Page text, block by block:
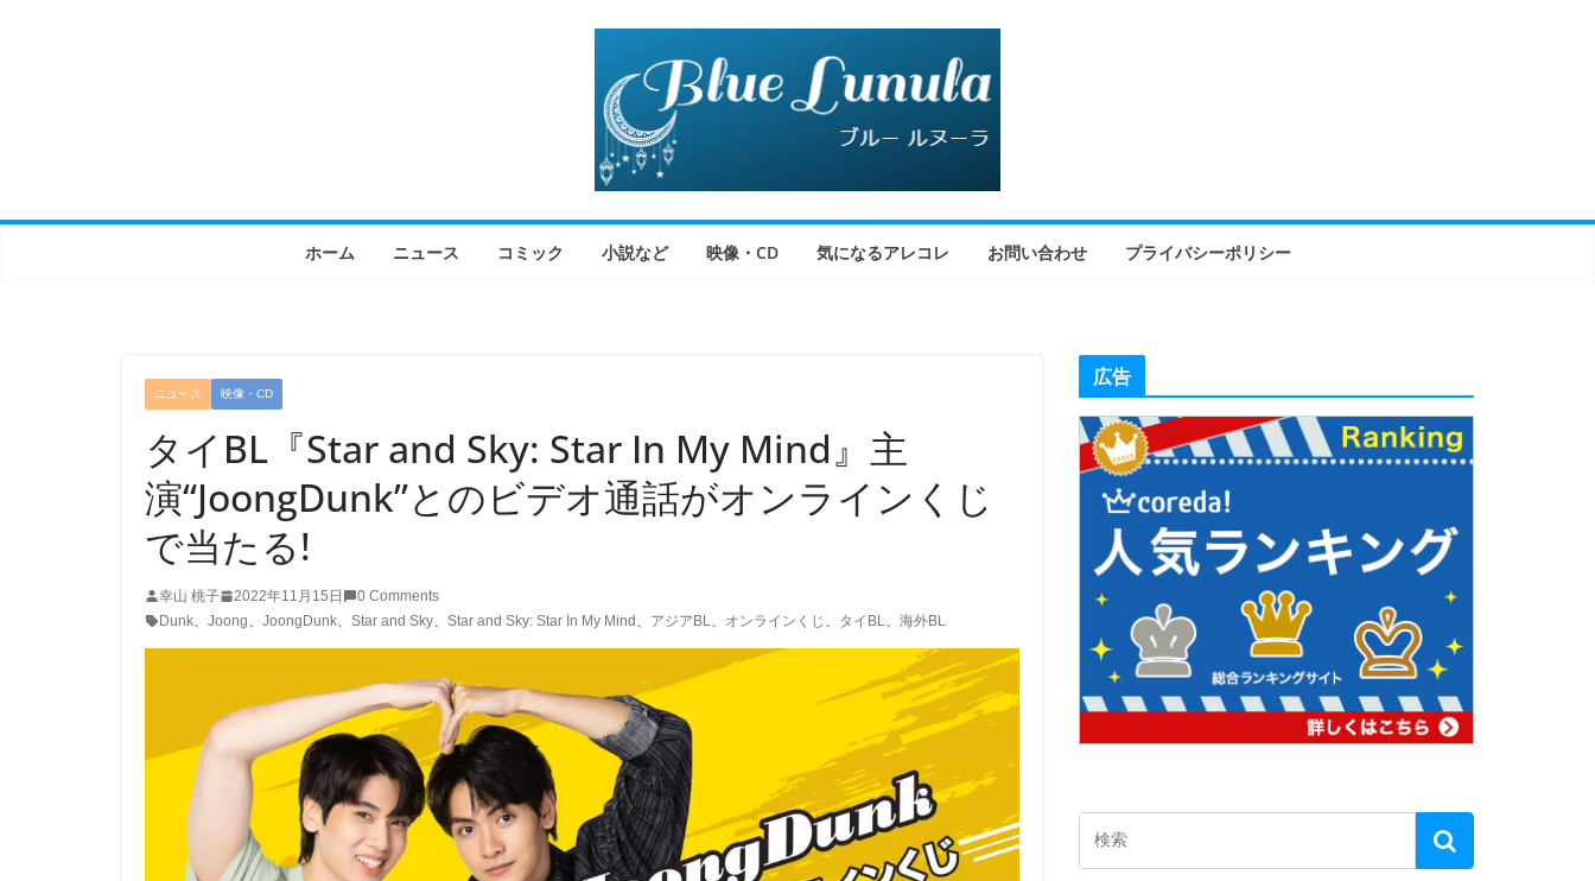
ホーム ニュース コミック 小説など 映像・CD 気になるアレコレ お問い合わせ プライバシーポリシー
ニュース 映像・CD
タイBL『Star and Sky: Star In My Mind』主
演“JoongDunk”とのビデオ通話がオンラインくじ
で当たる!
幸山 桃子 2022年11月15日
0 Comments
Dunk
Joong JoongDunk Star and Sky Star and Sky: Star In My Mind アジアBL オンラインくじ タイBL 海外BL
広告